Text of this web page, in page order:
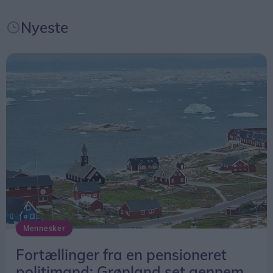
Nyeste
Mennesker
Fortællinger fra en pensioneret